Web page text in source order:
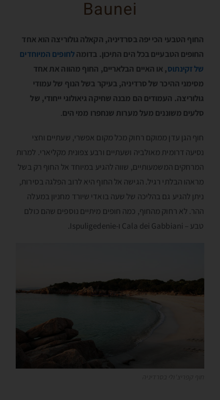
Baunei
החוף הטבעי הכי יפה בסרדיניה, הקאלה גולוריצה הוא אחד
החופים הטבעיים בכל הים התיכון. בדומהלחופים המיוחדים
של זקינתוס, או האיים הבלאריים, החוף מהווה את אחד
מסימני ההיכר של סרדיניה, בעיקר בשל הנוף של עמודי
גולוריצה. העמודים הם מבנה שחיקה גיאולוגי ייחודי, של
סלעים משוננים מעל מערות שנחפרו ממי הים.
חוף הגן עדן ממוקם רחוק מכל מקום אפשרי, שעתיים וחצי
נסיעה דרומית מאולביה ושעתיים ורבע צפונית מקליארי. למרות
המרחקים המשמעותיים, שווה להגיע במיוחד אל החוף רק בשל
מראהו הבלתי רגיל. הגישה אל החוף היא לרוב הפלגה בסירות,
ניתן להגיע גם בהליכה של שעה בואדי שיורד מחניון במעלה
ההר. לא רחוק מהחוף, כמה חופים מיתיים נוספים שהם כולם
טבע – Cala dei Gabbiani ו-Ispuligedenie.